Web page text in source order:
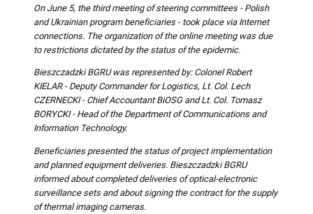
On June 5, the third meeting of steering committees - Polish
and Ukrainian program beneficiaries - took place via Internet
connections. The organization of the online meeting was due
to restrictions dictated by the status of the epidemic.
Bieszczadzki BGRU was represented by: Colonel Robert
KIELAR - Deputy Commander for Logistics, Lt. Col. Lech
CZERNECKI - Chief Accountant BiOSG and Lt. Col. Tomasz
BORYCKI - Head of the Department of Communications and
Information Technology.
Beneficiaries presented the status of project implementation
and planned equipment deliveries. Bieszczadzki BGRU
informed about completed deliveries of optical-electronic
surveillance sets and about signing the contract for the supply
of thermal imaging cameras.